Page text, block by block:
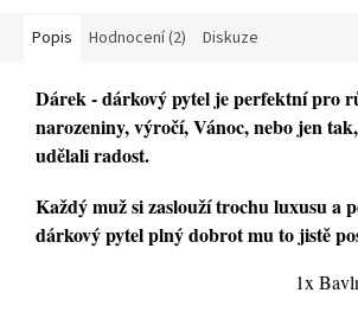
Popis Hodnocení (2) Diskuze
Dárek - dárkový pytel je perfektní pro
narozeniny, výročí, Vánoc, nebo jen
udělali radost.
Každý muž si zaslouží trochu luxusu a
dárkový pytel plný dobrot mu to jistě
1x